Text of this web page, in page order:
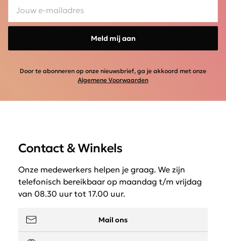
Meld mij aan
Door te abonneren op onze nieuwsbrief, ga je akkoord met onze
Algemene Voorwaarden
Contact & Winkels
Onze medewerkers helpen je graag. We zijn
telefonisch bereikbaar op maandag t/m vrijdag
van 08.30 uur tot 17.00 uur.
Mail ons